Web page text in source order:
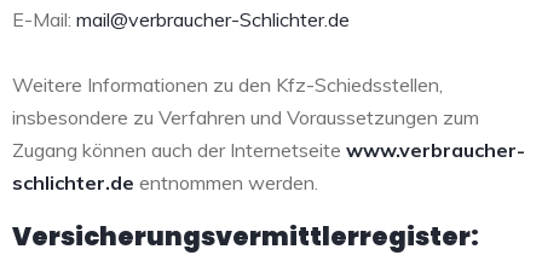
E-Mail: mail@verbraucher-Schlichter.de
Weitere Informationen zu den Kfz-Schiedsstellen,
insbesondere zu Verfahren und Voraussetzungen zum
Zugang können auch der Internetseite www.verbraucher-
schlichter.de entnommen werden.
Versicherungsvermittlerregister: